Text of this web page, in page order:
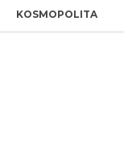
KOSMOPOLITA